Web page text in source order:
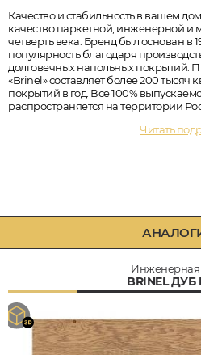
Качество и стабильность в вашем
качество паркетной, инженерной и
четверть века. Бренд был основан в
популярность благодаря
долговечных напольных покрытий.
«Brinel» составляет более 200 тысяч
покрытий в год. Все 100%
распространяется на территории
Читать
Инженерная
BRINEL ДУБ